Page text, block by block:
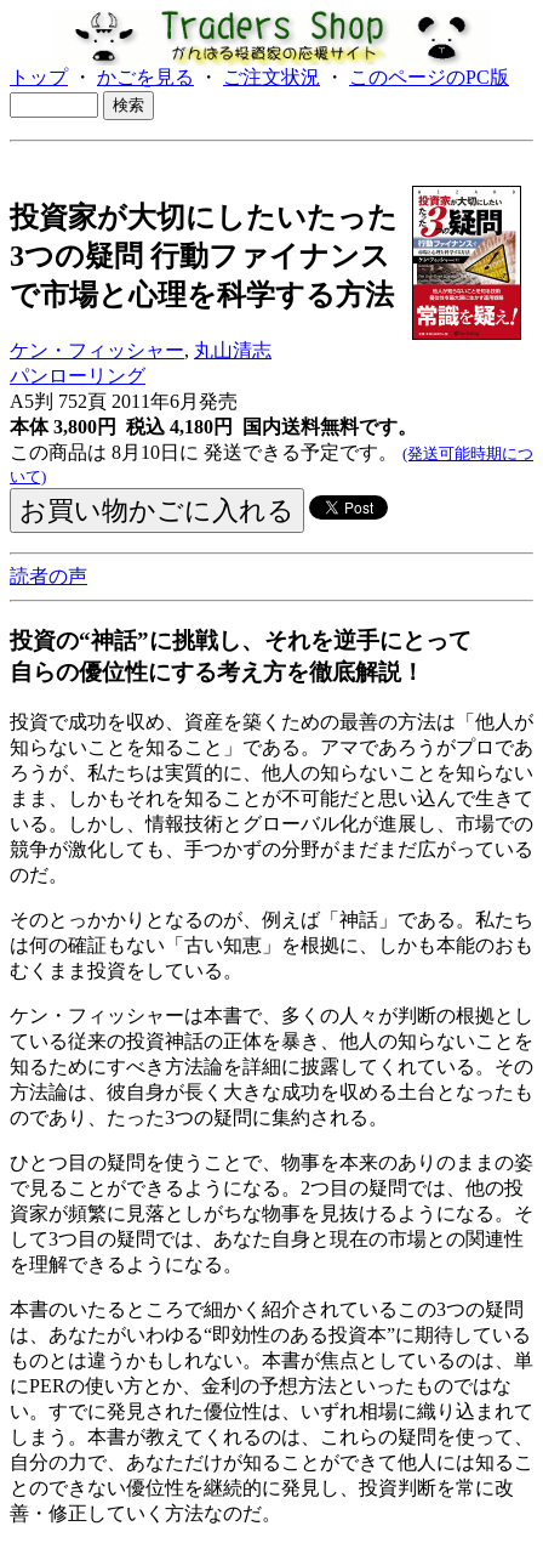
トップ・ かごを見る ・ ご注文状況 ・ このページのPC版
投資家が大切にしたいたった
3つの疑問 行動ファイナンス
で市場と心理を科学する方法
ケン・フィッシャー, 丸山清志
パンローリング
A5判 752頁 2011年6月発売
本体 3,800円 税込 4,180円
国内送料無料です。
この商品は 8月10日に 発送できる予定です。 (発送可能時期につ
いて)
読者の声
投資の“神話”に挑戦し、それを逆手にとって
自らの優位性にする考え方を徹底解説！
投資で成功を収め、資産を築くための最善の方法は「他人が
知らないことを知ること」である。アマであろうがプロであ
ろうが、私たちは実質的に、他人の知らないことを知らない
まま、しかもそれを知ることが不可能だと思い込んで生きて
いる。しかし、情報技術とグローバル化が進展し、市場での
競争が激化しても、手つかずの分野がまだまだ広がっている
のだ。
そのとっかかりとなるのが、例えば「神話」である。私たち
は何の確証もない「古い知恵」を根拠に、しかも本能のおも
むくまま投資をしている。
ケン・フィッシャーは本書で、多くの人々が判断の根拠とし
ている従来の投資神話の正体を暴き、他人の知らないことを
知るためにすべき方法論を詳細に披露してくれている。その
方法論は、彼自身が長く大きな成功を収める土台となったも
のであり、たった3つの疑問に集約される。
ひとつ目の疑問を使うことで、物事を本来のありのままの姿
で見ることができるようになる。2つ目の疑問では、他の投
資家が頻繁に見落としがちな物事を見抜けるようになる。そ
して3つ目の疑問では、あなた自身と現在の市場との関連性
を理解できるようになる。
本書のいたるところで細かく紹介されているこの3つの疑問
は、あなたがいわゆる“即効性のある投資本”に期待している
ものとは違うかもしれない。本書が焦点としているのは、単
にPERの使い方とか、金利の予想方法といったものではな
い。すでに発見された優位性は、いずれ相場に織り込まれて
しまう。本書が教えてくれるのは、これらの疑問を使って、
自分の力で、あなただけが知ることができて他人には知るこ
とのできない優位性を継続的に発見し、投資判断を常に改
善・修正していく方法なのだ。